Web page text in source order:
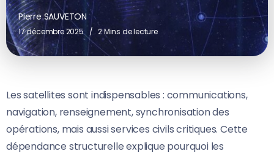
Pierre SAUVETON
17 décembre 2025 2 Mins de lecture
Les satellites sont indispensables : communications,
navigation, renseignement, synchronisation des
opérations, mais aussi services civils critiques. Cette
dépendance structurelle explique pourquoi les